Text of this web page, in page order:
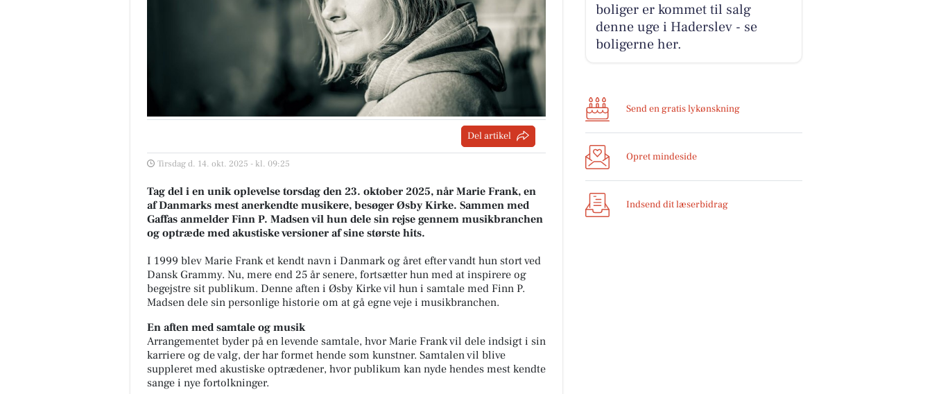
Del artikel
Tirsdag d. 14. okt. 2025 - kl. 09:25
Tag del i en unik oplevelse torsdag den 23. oktober 2025, når Marie Frank, en
af Danmarks mest anerkendte musikere, besøger Øsby Kirke. Sammen med
Gaffas anmelder Finn P. Madsen vil hun dele sin rejse gennem musikbranchen
og optræde med akustiske versioner af sine største hits.
I 1999 blev Marie Frank et kendt navn i Danmark og året efter vandt hun stort ved
Dansk Grammy. Nu, mere end 25 år senere, fortsætter hun med at inspirere og
begejstre sit publikum. Denne aften i Øsby Kirke vil hun i samtale med Finn P.
Madsen dele sin personlige historie om at gå egne veje i musikbranchen.
En aften med samtale og musik
Arrangementet byder på en levende samtale, hvor Marie Frank vil dele indsigt i sin
karriere og de valg, der har formet hende som kunstner. Samtalen vil blive
suppleret med akustiske optrædener, hvor publikum kan nyde hendes mest kendte
sange i nye fortolkninger.
boliger er kommet til salg
denne uge i Haderslev - se
boligerne her.
Send en gratis lykønskning
Opret mindeside
Indsend dit læserbidrag